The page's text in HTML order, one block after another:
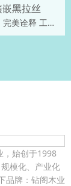
LQ-2016 颜色：完美诠释 工艺：镶嵌黑拉丝
始创于1998
模化、产业化
品牌：钻阁木业